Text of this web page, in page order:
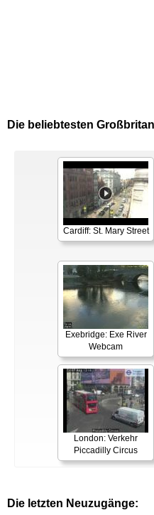
Die beliebtesten
Cardiff: St. Mary Street
Exebridge: Exe River
Webcam
London: Verkehr
Piccadilly Circus
Die letzten Neuzugänge: